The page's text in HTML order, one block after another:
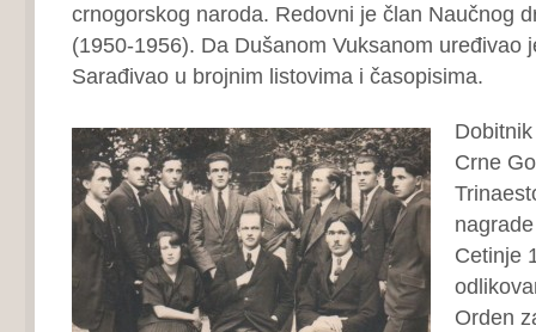
crnogorskog naroda. Redovni je član Naučnog
(1950-1956). Da Dušanom Vuksanom uređivao
Sarađivao u brojnim listovima i časopisima.
Crne
Cetinje
Orden